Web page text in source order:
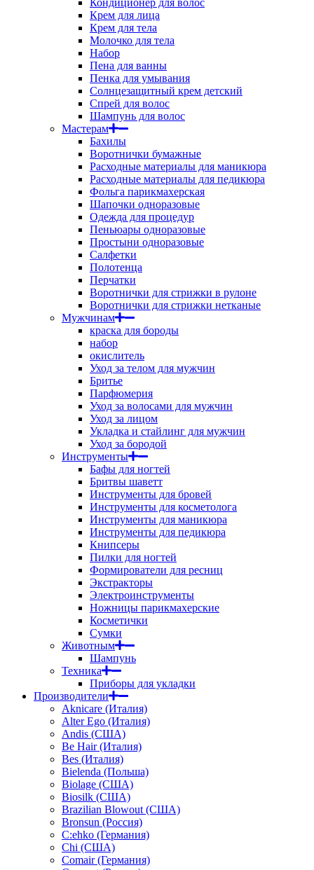
Кондиционер для волос
Крем для лица
Крем для тела
Молочко для тела
Набор
Пена для ванны
Пенка для умывания
Солнцезащитный крем детский
Спрей для волос
Шампунь для волос
Мастерам
Бахилы
Воротнички бумажные
Расходные материалы для маникюра
Расходные материалы для педикюра
Фольга парикмахерская
Шапочки одноразовые
Одежда для процедур
Пеньюары одноразовые
Простыни одноразовые
Салфетки
Полотенца
Перчатки
Воротнички для стрижки в рулоне
Воротнички для стрижки нетканые
Мужчинам
краска для бороды
набор
окислитель
Уход за телом для мужчин
Бритье
Парфюмерия
Уход за волосами для мужчин
Уход за лицом
Укладка и стайлинг для мужчин
Уход за бородой
Инструменты
Бафы для ногтей
Бритвы шаветт
Инструменты для бровей
Инструменты для косметолога
Инструменты для маникюра
Инструменты для педикюра
Книпсеры
Пилки для ногтей
Формирователи для ресниц
Экстракторы
Электроинструменты
Ножницы парикмахерские
Косметички
Сумки
Животным
Шампунь
Техника
Приборы для укладки
Производители
Aknicare (Италия)
Alter Ego (Италия)
Andis (США)
Be Hair (Италия)
Bes (Италия)
Bielenda (Польша)
Biolage (США)
Biosilk (США)
Brazilian Blowout (США)
Bronsun (Россия)
C:ehko (Германия)
Chi (США)
Comair (Германия)